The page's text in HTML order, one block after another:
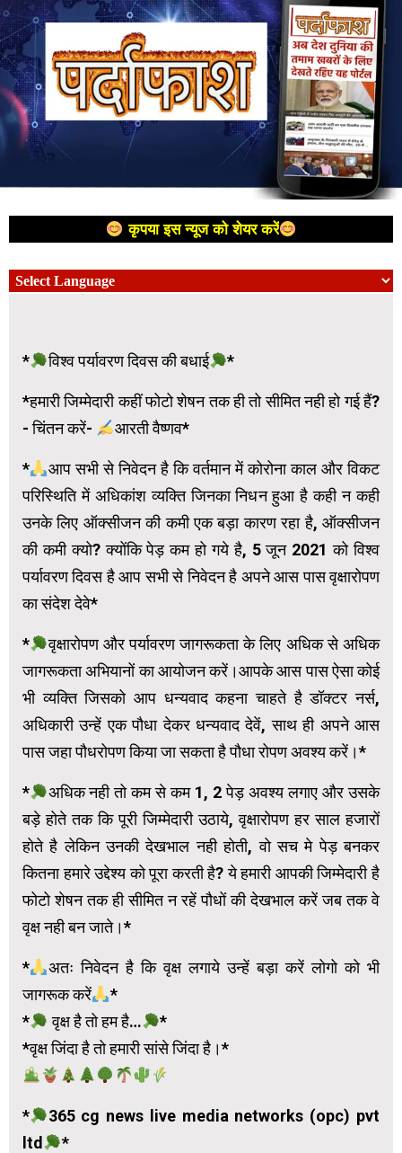
कृपया इस न्यूज को शेयर करें
* विश्व पर्यावरण दिवस की बधाई *
*हमारी जिम्मेदारी कहीं फोटो शेषन तक ही तो सीमित नही हो गई हैं?
- चिंतन करें-
आरती वैष्णव*
*
आप सभी से निवेदन है कि वर्तमान में कोरोना काल और विकट
परिस्थिति में अधिकांश व्यक्ति जिनका निधन हुआ है कही न कही
उनके लिए ऑक्सीजन की कमी एक बड़ा कारण रहा है, ऑक्सीजन
की कमी क्यो? क्योंकि पेड़ कम हो गये है, 5 जून 2021 को विश्व
पर्यावरण दिवस है आप सभी से निवेदन है अपने आस पास वृक्षारोपण
का संदेश देवे*
*
वृक्षारोपण और पर्यावरण जागरूकता के लिए अधिक से अधिक
जागरूकता अभियानों का आयोजन करें।आपके आस पास ऐसा कोई
भी व्यक्ति जिसको आप धन्यवाद कहना चाहते है डॉक्टर नर्स,
अधिकारी उन्हें एक पौधा देकर धन्यवाद देवें, साथ ही अपने आस
पास जहा पौधरोपण किया जा सकता है पौधा रोपण अवश्य करें।*
*
अधिक नही तो कम से कम 1, 2 पेड़ अवश्य लगाए और उसके
बड़े होते तक कि पूरी जिम्मेदारी उठाये, वृक्षारोपण हर साल हजारों
होते है लेकिन उनकी देखभाल नही होती, वो सच मे पेड़ बनकर
कितना हमारे उद्देश्य को पूरा करती है? ये हमारी आपकी जिम्मेदारी है
फोटो शेषन तक ही सीमित न रहें पौधों की देखभाल करें जब तक वे
वृक्ष नही बन जाते।*
*
अतः निवेदन है कि वृक्ष लगाये उन्हें बड़ा करें लोगो को भी
जागरूक करें
*
*
वृक्ष है तो हम है…
*
*वृक्ष जिंदा है तो हमारी सांसे जिंदा है।*
*
365 cg news live media networks (opc) pvt
ltd
*